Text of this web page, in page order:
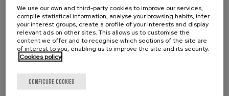
Related Publications
Read moreabout “Vivir con Sentido" – 10 años avanzando en
atención centrada en la persona.
Adinekoei tratu txarrak eta
abusuak egiteari buruzko
Nazioarteko I. Jardunaldiak
We use our own and third-party cookies to improve our services,
compile statistical information, analyse your browsing habits, infer
your interest groups, create a profile of your interests and display
relevant ads on other sites. This allows us to customise the
content we offer and to recognise which sections of the site are
of interest to you, enabling us to improve the site and its security.
Cookies policy
CONFIGURE COOKIES